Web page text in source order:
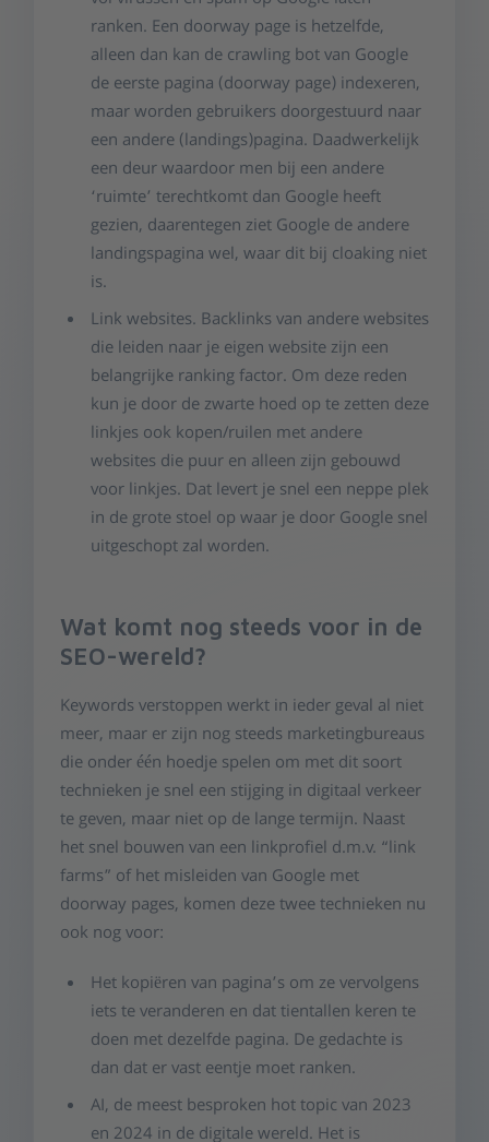
ranken. Een doorway page is hetzelfde,
alleen dan kan de crawling bot van Google
de eerste pagina (doorway page) indexeren,
maar worden gebruikers doorgestuurd naar
een andere (landings)pagina. Daadwerkelijk
een deur waardoor men bij een andere
‘ruimte’ terechtkomt dan Google heeft
gezien, daarentegen ziet Google de andere
landingspagina wel, waar dit bij cloaking niet
is.
Link websites. Backlinks van andere websites
die leiden naar je eigen website zijn een
belangrijke ranking factor. Om deze reden
kun je door de zwarte hoed op te zetten deze
linkjes ook kopen/ruilen met andere
websites die puur en alleen zijn gebouwd
voor linkjes. Dat levert je snel een neppe plek
in de grote stoel op waar je door Google snel
uitgeschopt zal worden.
Wat komt nog steeds voor in de
SEO-wereld?
Keywords verstoppen werkt in ieder geval al niet
meer, maar er zijn nog steeds marketingbureaus
die onder één hoedje spelen om met dit soort
technieken je snel een stijging in digitaal verkeer
te geven, maar niet op de lange termijn. Naast
het snel bouwen van een linkprofiel d.m.v. “link
farms” of het misleiden van Google met
doorway pages, komen deze twee technieken nu
ook nog voor:
Het kopiëren van pagina’s om ze vervolgens
iets te veranderen en dat tientallen keren te
doen met dezelfde pagina. De gedachte is
dan dat er vast eentje moet ranken.
AI, de meest besproken hot topic van 2023
en 2024 in de digitale wereld. Het is